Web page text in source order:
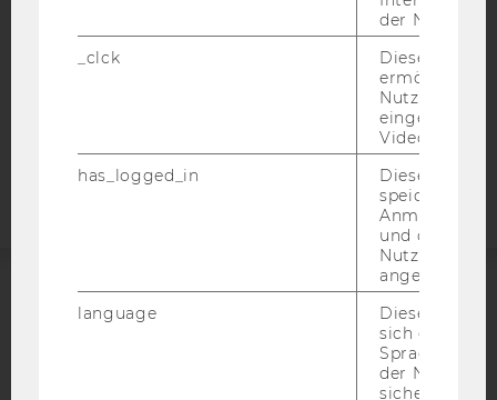
STUDIENBEWERBER*INNEN UND STUDIERENDE
Barrierefreiheitserklärung
Webseite
ACCREDITED BY:
der Nutzer*in
_clck
Dieses Cookie
ermöglicht
Nutzung des
Video Players
has_logged_in
Dieses Cookie
speichert
und ob sich
Nutzer*in
angemeldet
language
Dieses
sich die
der